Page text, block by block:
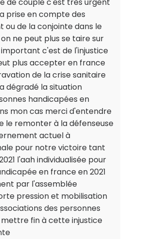
prise en compte des
ou de la conjointe dans le
ne peut plus se taire sur
c'est de l'injustice
plus accepter en france
de la crise sanitaire
dégradé la situation
handicapées en
mon cas merci d'entendre
le remonter à la défenseuse
actuel à
pour notre victoire tant
l'aah individualisée pour
en france en 2021
par l'assemblée
pression et mobilisation
des personnes
fin à cette injustice